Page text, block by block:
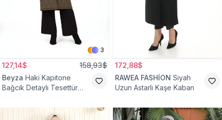
3
127,14$ 158,93$
Beyza Haki Kapitone
Bağcık Detaylı Tesettür
172,88$
RAWEA FASHİON Siyah
Uzun Astarlı Kaşe Kaban